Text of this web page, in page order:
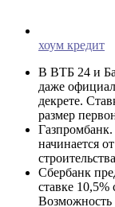
хоум кредит
В ВТБ 24 и
даже
декрете.
размер
Газпромбанк.
начинается
Сбербанк
ставке
Возможность